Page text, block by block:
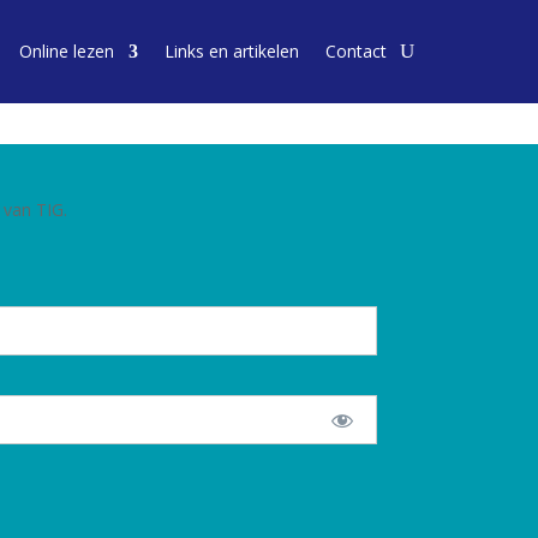
Online lezen Links en artikelen Contact
TIG.